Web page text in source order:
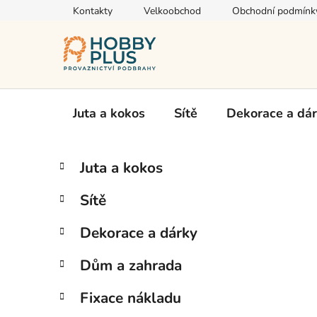
Kontakty Velkoobchod Obchodní
Juta a kokos Sítě Dekorace a
P
s
r
n
n
í
Přeskočit
kategorie
K
a
e
o
i
Juta a kokos
Sítě
Dekorace a dárky
Dům a zahrada
Fixace nákladu